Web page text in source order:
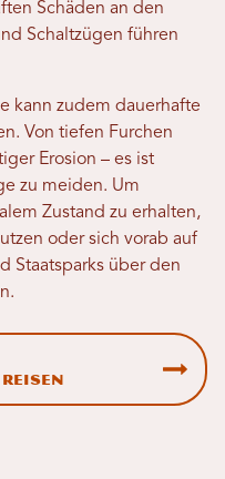
Schäden an den
Schaltzügen führen
kann zudem dauerhafte
Von tiefen Furchen
Erosion – es ist
zu meiden. Um
Zustand zu erhalten,
oder sich vorab auf
Staatsparks über den